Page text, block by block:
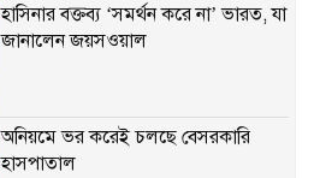
হাসিনার বক্তব্য ‘সমর্থন করে না’ ভারত, যা
জানালেন জয়সওয়াল
অনিয়মে ভর করেই চলছে বেসরকারি
হাসপাতাল